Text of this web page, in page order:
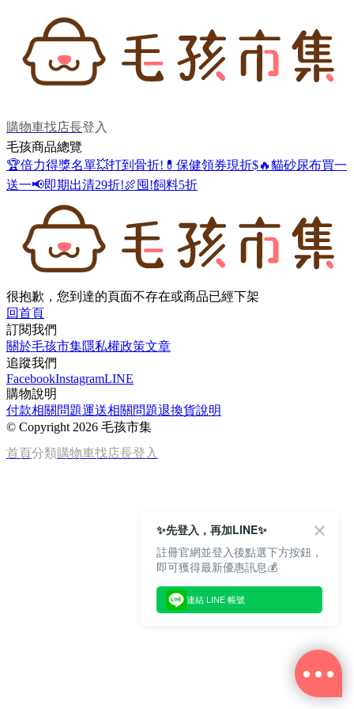
購物車找店長登入
毛孩商品總覽
🏆倍力得獎名單💥打到骨折! 💊保健領券現折$🔥貓砂尿布買一
送一📢即期出清29折!🍖囤!飼料5折
很抱歉，您到達的頁面不存在或商品已經下架
回首頁
訂閱我們
關於毛孩市集隱私權政策文章
追蹤我們
FacebookInstagramLINE
購物說明
付款相關問題運送相關問題退換貨說明
© Copyright 2026 毛孩市集
首頁分類購物車找店長登入
✨先登入，再加LINE✨
註冊官網並登入後點選下方按鈕，
即可獲得最新優惠訊息💰
連結 LINE 帳號